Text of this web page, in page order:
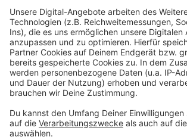
Anzeige
Anzeige
Falling In Love" geht sofort ins Ohr. Die
zum Refrain, in der Martin "I know" und